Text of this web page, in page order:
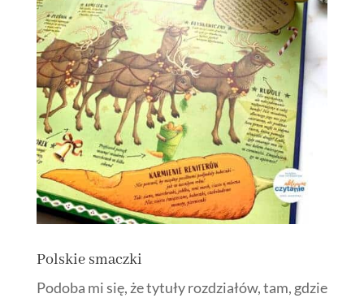
Polskie smaczki
Podoba mi się, że tytuły rozdziałów, tam, gdzie